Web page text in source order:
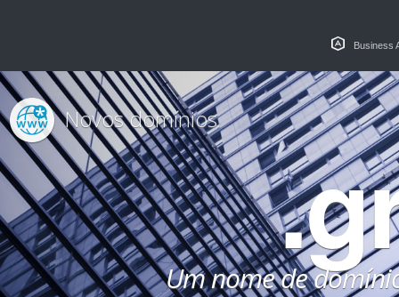
Business
Um nome de
Novos domínios